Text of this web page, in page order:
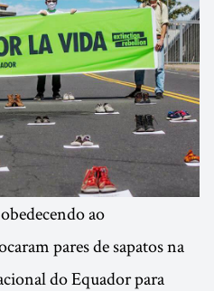
ao
pares de sapatos na
do Equador para